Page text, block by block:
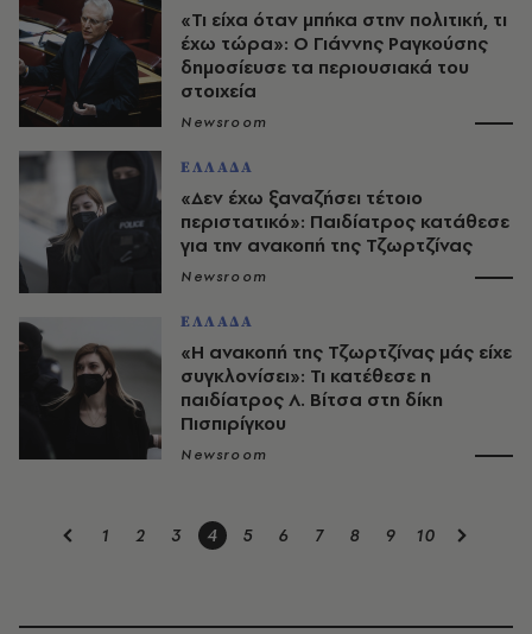
«Τι είχα όταν μπήκα στην πολιτική, τι
έχω τώρα»: Ο Γιάννης Ραγκούσης
δημοσίευσε τα περιουσιακά του
στοιχεία
Newsroom
ΕΛΛΑΔΑ
«Δεν έχω ξαναζήσει τέτοιο
περιστατικό»: Παιδίατρος κατάθεσε
για την ανακοπή της Τζωρτζίνας
Newsroom
ΕΛΛΑΔΑ
«Η ανακοπή της Τζωρτζίνας μάς είχε
συγκλονίσει»: Τι κατέθεσε η
παιδίατρος Λ. Βίτσα στη δίκη
Πισπιρίγκου
Newsroom
1 2 3 4 5 6 7 8 9 10